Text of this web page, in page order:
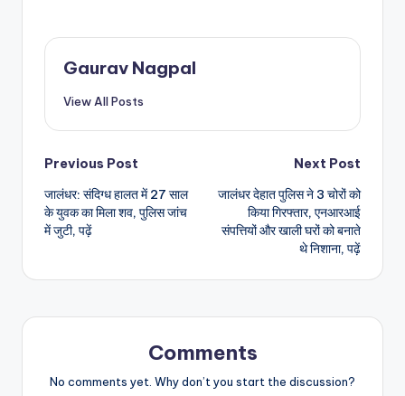
Gaurav Nagpal
View All Posts
Post
navigation
Previous Post
जालंधर: संदिग्ध हालत में 27 साल
के युवक का मिला शव, पुलिस जांच
में जुटी, पढ़ें
Next Post
जालंधर देहात पुलिस ने 3 चोरों को
किया गिरफ्तार, एनआरआई
संपत्तियों और खाली घरों को बनाते
थे निशाना, पढ़ें
Comments
No comments yet. Why don’t you start the discussion?